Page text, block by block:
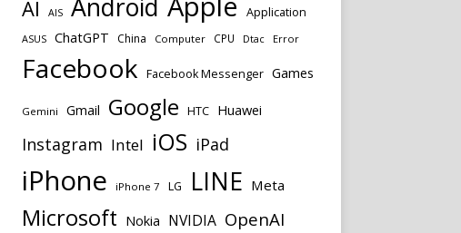
AI AIS Android Application
ASUS ChatGPT China Computer CPU Dtac Error
Facebook Facebook Messenger Games
Gemini Gmail Google HTC Huawei
Instagram Intel iOS iPad
iPhone iPhone 7 LG LINE Meta
Microsoft Nokia NVIDIA OpenAI